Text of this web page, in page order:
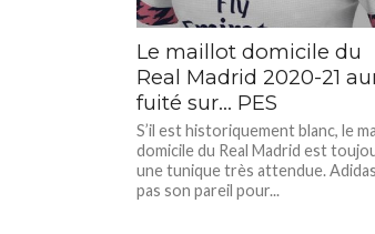
Le maillot domicile du
Real Madrid 2020-21
fuité sur… PES
S’il est historiquement blanc, le
domicile du Real Madrid est
une tunique très attendue. Adidas
pas son pareil pour...